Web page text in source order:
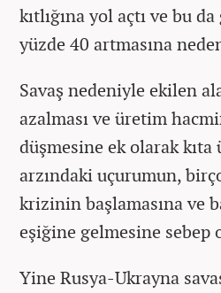
kıtlığına yol açtı ve bu
yüzde 40 artmasına
Savaş nedeniyle ekilen
azalması ve üretim
düşmesine ek olarak
arzındaki uçurumun,
krizinin başlamasına ve
eşiğine gelmesine sebep
Yine Rusya-Ukrayna